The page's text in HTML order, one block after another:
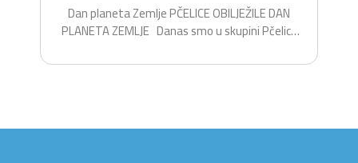
Dan planeta Zemlje PČELICE OBILJEŽILE DAN
PLANETA ZEMLJE Danas smo u skupini Pčelice